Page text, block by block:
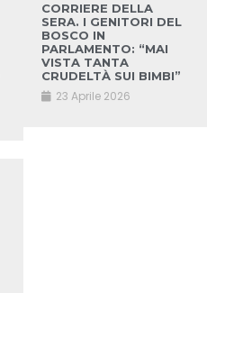
CORRIERE DELLA
SERA. I GENITORI DEL
BOSCO IN
PARLAMENTO: “MAI
VISTA TANTA
CRUDELTÀ SUI BIMBI”
23 Aprile 2026